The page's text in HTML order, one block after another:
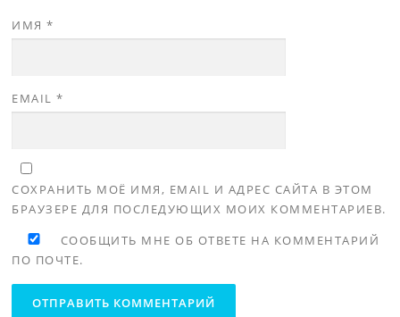
ИМЯ*
EMAIL*
СОХРАНИТЬ МОЁ ИМЯ, EMAIL И АДРЕС САЙТА В ЭТОМ
БРАУЗЕРЕ ДЛЯ ПОСЛЕДУЮЩИХ МОИХ КОММЕНТАРИЕВ.
СООБЩИТЬ МНЕ ОБ ОТВЕТЕ НА КОММЕНТАРИЙ
ПО ПОЧТЕ.